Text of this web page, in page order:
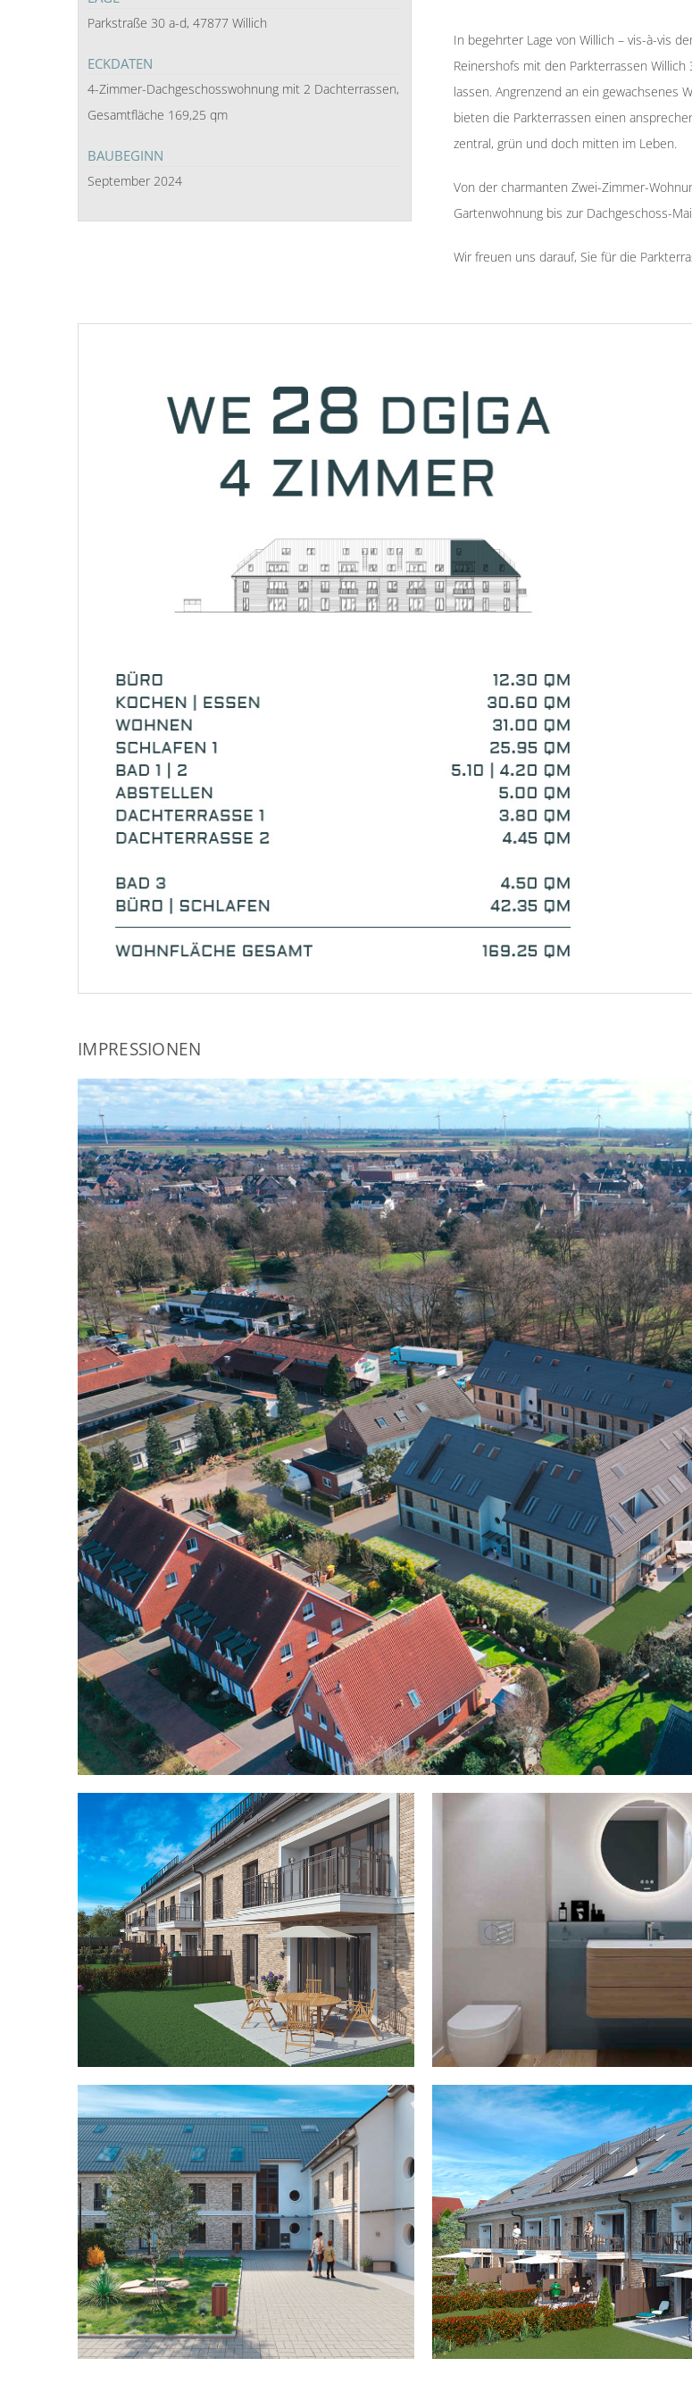
Parkstraße 30 a-d, 47877 Willich
ECKDATEN
4-Zimmer-Dachgeschosswohnung mit 2 Dachterrassen,
Gesamtfläche 169,25 qm
BAUBEGINN
September 2024
In begehrter Lage von Willich – vis-à-vis
Reinershofs mit den Parkterrassen
lassen. Angrenzend an ein
bieten die Parkterrassen einen
zentral, grün und doch mitten im Leben.
Von der charmanten Zwei-Zimmer-
Gartenwohnung bis zur Dachgeschoss-
Wir freuen uns darauf, Sie für die
IMPRESSIONEN